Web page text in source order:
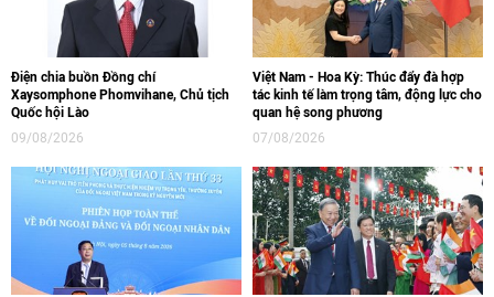
Điện chia buồn Đồng chí
Xaysomphone Phomvihane, Chủ tịch
Quốc hội Lào
09/08/2026
Việt Nam - Hoa Kỳ: Thúc đẩy đà hợp
tác kinh tế làm trọng tâm, động lực cho
quan hệ song phương
07/08/2026